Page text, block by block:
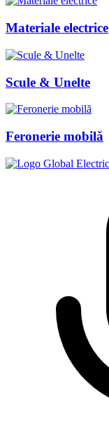
Materiale electrice
Scule & Unelte
Feronerie mobilă